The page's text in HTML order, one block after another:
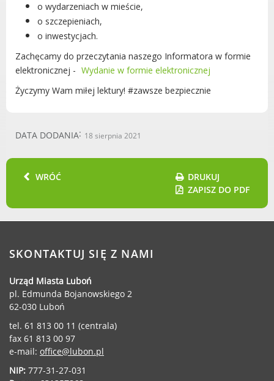
MIASTO LUBOŃ
Władze Miasta
O mieście
Luboński Szlak Architektury
Przemysłowej
Kultura
Komenda Straży Miejskiej Miasta
Luboń
Komisariat Policji w Luboniu
Serwisy mapowe
Ogłoszenia o pracę
Luboniu
RADA MIASTA LUBOŃ
Portal Mieszkańca. Aktualne informacje
o wydarzeniach w mieście,
o szczepieniach,
o inwestycjach.
Zachęcamy do przeczytania naszego Informatora w formie
elektronicznej - Wydanie w formie elektronicznej
Życzymy Wam miłej lektury! #zawsze bezpiecznie
DATA DODANIA 18 sierpnia 2021
WRÓĆ
DRUKUJ
ZAPISZ DO PDF
SKONTAKTUJ SIĘ Z NAMI
Urząd Miasta Luboń
pl. Edmunda Bojanowskiego 2
62-030 Luboń
tel. 61 813 00 11 (centrala)
fax 61 813 00 97
e-mail: office@lubon.pl
NIP: 777-31-27-031